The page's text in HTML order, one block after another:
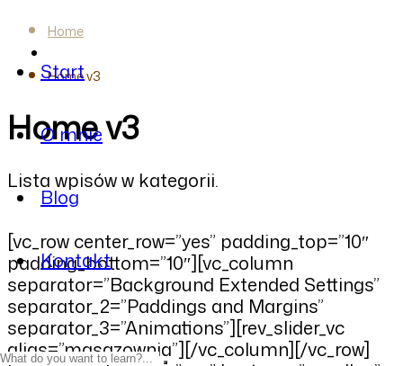
Start
O mnie
Blog
Kontakt
Home
Home v3
Home v3
Lista wpisów w kategorii.
[vc_row center_row=”yes” padding_top=”10″
padding_bottom=”10″][vc_column
separator=”Background Extended Settings”
separator_2=”Paddings and Margins”
separator_3=”Animations”][rev_slider_vc
alias=”masazownia”][/vc_column][/vc_row]